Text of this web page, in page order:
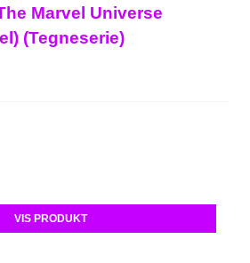
Marvel Universe
(Tegneserie)
VIS PRODUKT